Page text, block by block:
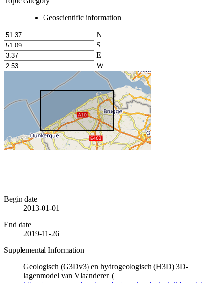
Geoscientific information
N
S
E
W
Begin date
2013-01-01
End date
2019-11-26
Supplemental Information
Geologisch (G3Dv3) en hydrogeologisch (H3D) 3D-
lagenmodel van Vlaanderen (